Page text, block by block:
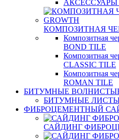
АКСЕССУАРЫ
КОМПОЗИТНАЯ
Композитная
BOND TILE
Композитная
CLASSIC TILE
Композитная
ROMAN TILE
БИТУМНЫЕ
БИТУМНЫЕ
ФИБРОЦЕМЕНТНЫЙ
САЙДИНГ